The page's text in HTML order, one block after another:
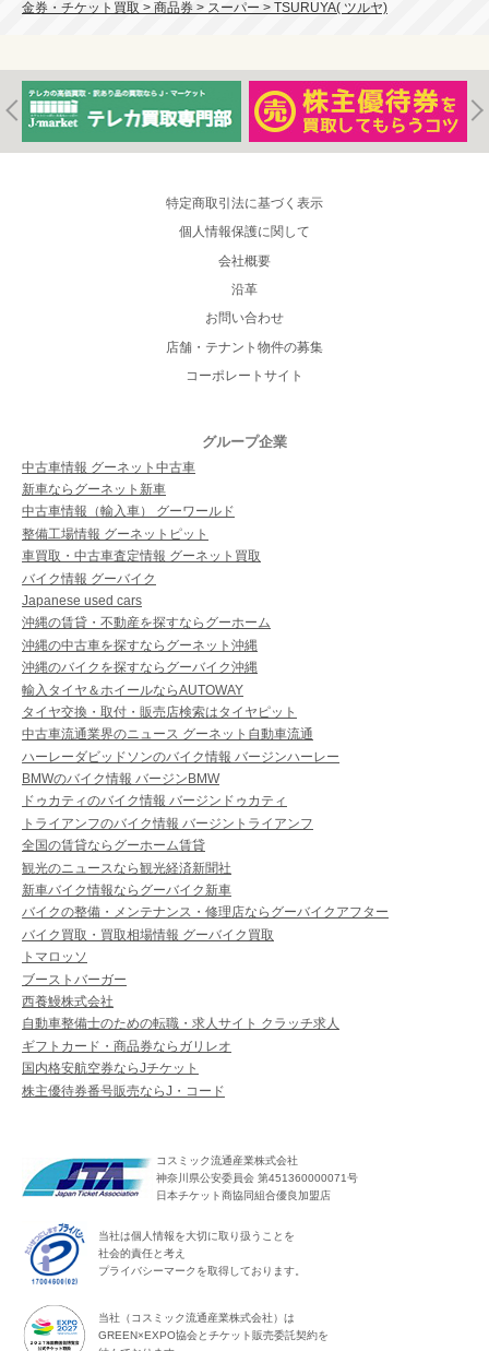
金券・チケット買取 > 商品券 > スーパー > TSURUYA( ツルヤ)
特定商取引法に基づく表示
個人情報保護に関して
会社概要
沿革
お問い合わせ
店舗・テナント物件の募集
コーポレートサイト
グループ企業
中古車情報 グーネット中古車
新車ならグーネット新車
中古車情報（輸入車） グーワールド
整備工場情報 グーネットピット
車買取・中古車査定情報 グーネット買取
バイク情報 グーバイク
Japanese used cars
沖縄の賃貸・不動産を探すならグーホーム
沖縄の中古車を探すならグーネット沖縄
沖縄のバイクを探すならグーバイク沖縄
輸入タイヤ＆ホイールならAUTOWAY
タイヤ交換・取付・販売店検索はタイヤピット
中古車流通業界のニュース グーネット自動車流通
ハーレーダビッドソンのバイク情報 バージンハーレー
BMWのバイク情報 バージンBMW
ドゥカティのバイク情報 バージンドゥカティ
トライアンフのバイク情報 バージントライアンフ
全国の賃貸ならグーホーム賃貸
観光のニュースなら観光経済新聞社
新車バイク情報ならグーバイク新車
バイクの整備・メンテナンス・修理店ならグーバイクアフター
バイク買取・買取相場情報 グーバイク買取
トマロッソ
ブーストバーガー
西養鰻株式会社
自動車整備士のための転職・求人サイト クラッチ求人
ギフトカード・商品券ならガリレオ
国内格安航空券ならJチケット
株主優待券番号販売ならJ・コード
コスミック流通産業株式会社
神奈川県公安委員会 第451360000071号
日本チケット商協同組合優良加盟店
当社は個人情報を大切に取り扱うことを
社会的責任と考え
プライバシーマークを取得しております。
当社（コスミック流通産業株式会社）は
GREEN×EXPO協会とチケット販売委託契約を